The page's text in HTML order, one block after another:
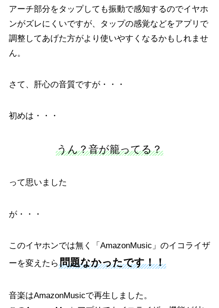
アーチ部分をタップしても振動で感知するのでイヤホ
ンがズレにくいですが、タップの感覚などをアプリで
調整してあげた方がより使いやすくなるかもしれませ
ん。
さて、肝心の音質ですが・・・
初めは・・・
うん？音が籠ってる？
って思いました
が・・・
このイヤホンでは無く「AmazonMusic」のイコライザ
ーを変えたら 問題なかったです！！
音楽はAmazonMusicで再生しました。